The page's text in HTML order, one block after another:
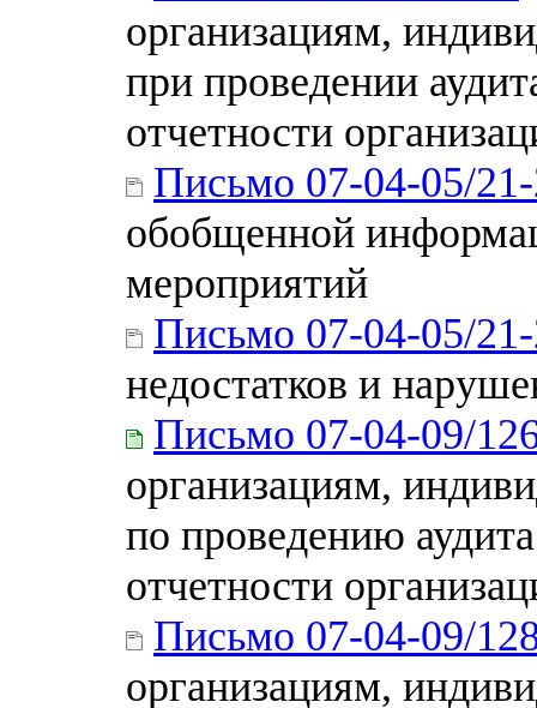
организациям,
при проведении
отчетности
Письмо 07-04-05/
обобщенной
мероприятий
Письмо 07-04-05/
недостатков и
Письмо 07-04-09/
организациям,
по проведению
отчетности
Письмо 07-04-09/
организациям,